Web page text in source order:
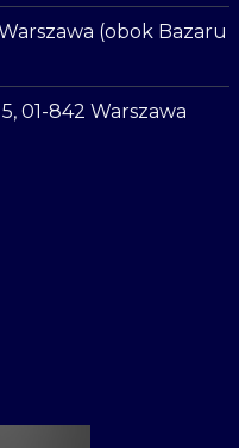
(obok Bazaru
01-842 Warszawa